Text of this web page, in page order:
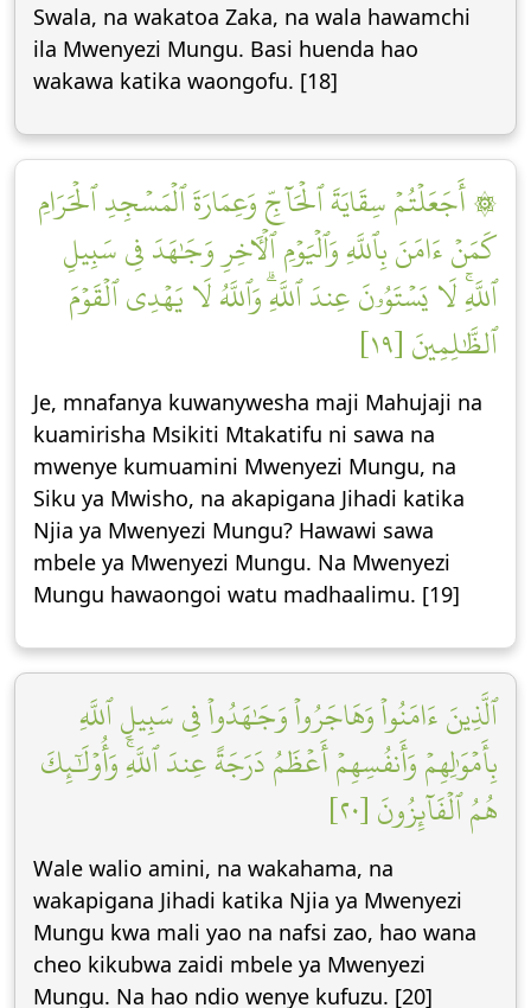
Swala, na wakatoa Zaka, na wala hawamchi
ila Mwenyezi Mungu. Basi huenda hao
wakawa katika waongofu. [18]
۞ أَجَعَلۡتُمۡ سِقَايَةَ ٱلۡحَآجِّ وَعِمَارَةَ ٱلۡمَسۡجِدِ ٱلۡحَرَامِ
كَمَنۡ ءَامَنَ بِٱللَّهِ وَٱلۡيَوۡمِ ٱلۡأٓخِرِ وَجَٰهَدَ فِي سَبِيلِ
ٱللَّهِۚ لَا يَسۡتَوُۥنَ عِندَ ٱللَّهِۗ وَٱللَّهُ لَا يَهۡدِي ٱلۡقَوۡمَ
ٱلظَّٰلِمِينَ [١٩]
Je, mnafanya kuwanywesha maji Mahujaji na
kuamirisha Msikiti Mtakatifu ni sawa na
mwenye kumuamini Mwenyezi Mungu, na
Siku ya Mwisho, na akapigana Jihadi katika
Njia ya Mwenyezi Mungu? Hawawi sawa
mbele ya Mwenyezi Mungu. Na Mwenyezi
Mungu hawaongoi watu madhaalimu. [19]
ٱلَّذِينَ ءَامَنُواْ وَهَاجَرُواْ وَجَٰهَدُواْ فِي سَبِيلِ ٱللَّهِ
بِأَمۡوَٰلِهِمۡ وَأَنفُسِهِمۡ أَعۡظَمُ دَرَجَةً عِندَ ٱللَّهِۚ وَأُوْلَٰٓئِكَ
هُمُ ٱلۡفَآئِزُونَ [٢٠]
Wale walio amini, na wakahama, na
wakapigana Jihadi katika Njia ya Mwenyezi
Mungu kwa mali yao na nafsi zao, hao wana
cheo kikubwa zaidi mbele ya Mwenyezi
Mungu. Na hao ndio wenye kufuzu. [20]